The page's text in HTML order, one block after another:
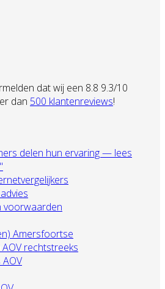
dat wij een 8.8 9.3/10
dan 500 klantenreviews!
delen hun ervaring — lees
voorwaarden
Amersfoortse
rechtstreeks